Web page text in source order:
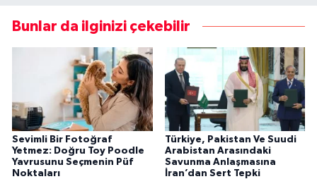
Bunlar da ilginizi çekebilir
Sevimli Bir Fotoğraf
Yetmez: Doğru Toy Poodle
Yavrusunu Seçmenin Püf
Noktaları
Türkiye, Pakistan Ve Suudi
Arabistan Arasındaki
Savunma Anlaşmasına
İran’dan Sert Tepki